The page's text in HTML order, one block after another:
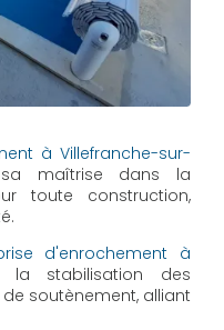
à Villefranche-sur-
maîtrise dans la
toute construction,
d'enrochement à
la stabilisation des
soutènement, alliant